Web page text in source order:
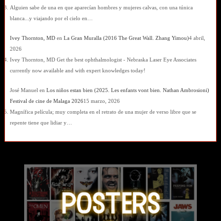
Alguien sabe de una en que aparecían hombres y mujeres calvas, con una túnica
blanca...y viajando por el cielo en…
Ivey Thornton, MDen La Gran Muralla (2016 The Great Wall. Zhang Yimou)4 abril,
2026
Ivey Thornton, MD Get the best ophthalmologist - Nebraska Laser Eye Associates
currently now available and with expert knowledges today!
José Manuel en Los niños estan bien (2025. Les enfants vont bien. Nathan Ambrosioni)
Festival de cine de Malaga 202615 marzo, 2026
Magnífica película; muy completa en el retrato de una mujer de verso libre que se
repente tiene que lidiar y…